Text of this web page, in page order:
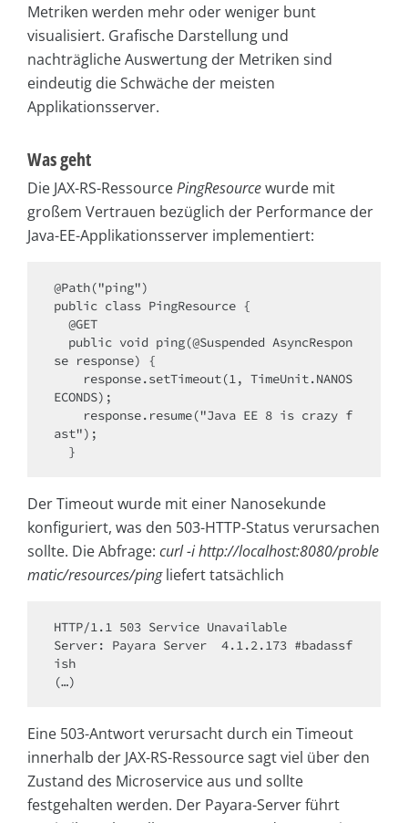
Metriken werden mehr oder weniger bunt
visualisiert. Grafische Darstellung und
nachträgliche Auswertung der Metriken sind
eindeutig die Schwäche der meisten
Applikationsserver.
Was geht
Die JAX-RS-RessourcePingResourcewurde mit
großem Vertrauen bezüglich der Performance der
Java-EE-Applikationsserver implementiert:
@Path("ping")
public class PingResource {
se response) {
ECONDS);
ast");
  }
Der Timeout wurde mit einer Nanosekunde
konfiguriert, was den 503-HTTP-Status verursachen
sollte. Die Abfrage: curl -i http://localhost:8080/proble
matic/resources/pingliefert tatsächlich
HTTP/1.1 503 Service Unavailable
Server: Payara Server  4.1.2.173 #badassf
ish
(…)
Eine 503-Antwort verursacht durch ein Timeout
innerhalb der JAX-RS-Ressource sagt viel über den
Zustand des Microservice aus und sollte
festgehalten werden. Der Payara-Server führt